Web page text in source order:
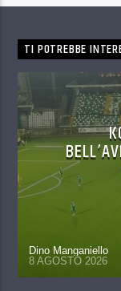
TI POTREBBE
Dino Manganiello
8 AGOSTO 2026